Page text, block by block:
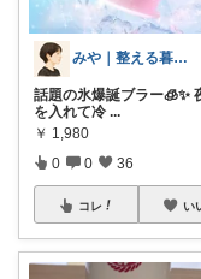
みや｜整える暮らし
話題の氷爆誕ブラー🧊✨
を入れて冷 ...
￥ 1,980
0 0 36
コレ い